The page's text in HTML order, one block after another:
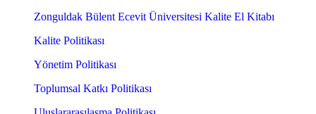
Zonguldak Bülent Ecevit Üniversitesi Kalite El Kitabı
Kalite Politikası
Yönetim Politikası
Toplumsal Katkı Politikası